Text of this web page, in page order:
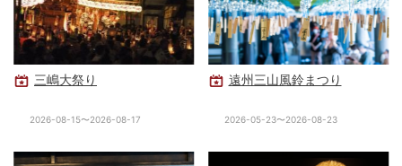
三嶋大祭り
2026-08-15〜2026-08-17
遠州三山風鈴まつり
2026-05-23〜2026-08-23